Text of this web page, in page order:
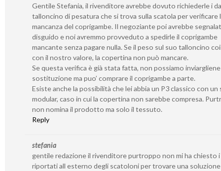
Gentile Stefania, il rivenditore avrebbe dovuto richiederle i
talloncino di pesatura che si trova sulla scatola per verificare
mancanza del coprigambe. Il negoziante poi avrebbe
disguido e noi avremmo provveduto a spedirle il coprigambe
mancante senza pagare nulla. Se il peso sul suo talloncino
con il nostro valore, la copertina non può mancare.
Se questa verifica è già stata fatta, non possiamo
sostituzione ma puo’ comprare il coprigambe a parte.
Esiste anche la possibilità che lei abbia un P3 classico con un
modular, caso in cui la copertina non sarebbe compresa.
non nomina il prodotto ma solo il tessuto.
Reply
stefania
gentile redazione il rivenditore purtroppo non mi ha chiesto
riportati all esterno degli scatoloni per trovare una soluzione